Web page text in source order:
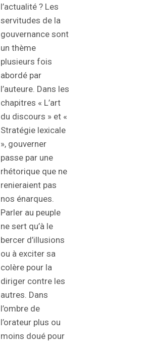
l’actualité ? Les
servitudes de la
gouvernance sont
un thème
plusieurs fois
abordé par
l’auteure. Dans les
chapitres « L’art
du discours » et «
Stratégie lexicale
», gouverner
passe par une
rhétorique que ne
renieraient pas
nos énarques.
Parler au peuple
ne sert qu’à le
bercer d’illusions
ou à exciter sa
colère pour la
diriger contre les
autres. Dans
l’ombre de
l’orateur plus ou
moins doué pour